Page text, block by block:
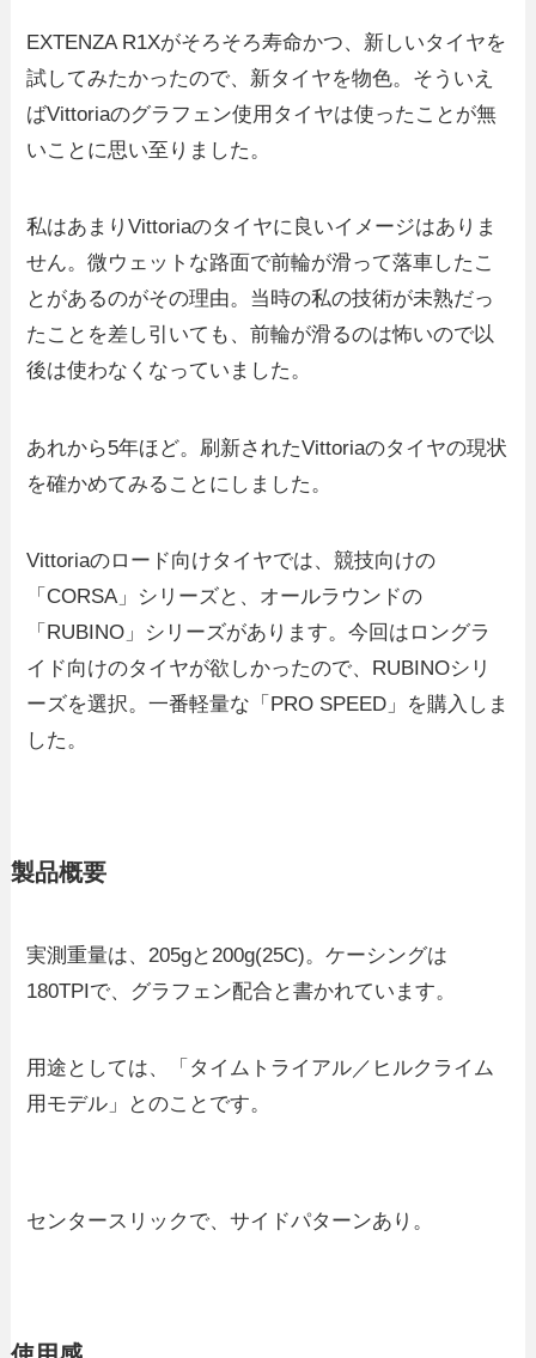
EXTENZA R1Xがそろそろ寿命かつ、新しいタイヤを
試してみたかったので、新タイヤを物色。そういえ
ばVittoriaのグラフェン使用タイヤは使ったことが無
いことに思い至りました。
私はあまりVittoriaのタイヤに良いイメージはありま
せん。微ウェットな路面で前輪が滑って落車したこ
とがあるのがその理由。当時の私の技術が未熟だっ
たことを差し引いても、前輪が滑るのは怖いので以
後は使わなくなっていました。
あれから5年ほど。刷新されたVittoriaのタイヤの現状
を確かめてみることにしました。
Vittoriaのロード向けタイヤでは、競技向けの
「CORSA」シリーズと、オールラウンドの
「RUBINO」シリーズがあります。今回はロングラ
イド向けのタイヤが欲しかったので、RUBINOシリ
ーズを選択。一番軽量な「PRO SPEED」を購入しま
した。
製品概要
実測重量は、205gと200g(25C)。ケーシングは
180TPIで、グラフェン配合と書かれています。
用途としては、「タイムトライアル／ヒルクライム
用モデル」とのことです。
センタースリックで、サイドパターンあり。